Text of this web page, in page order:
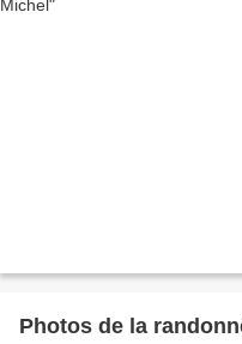
Photos de la